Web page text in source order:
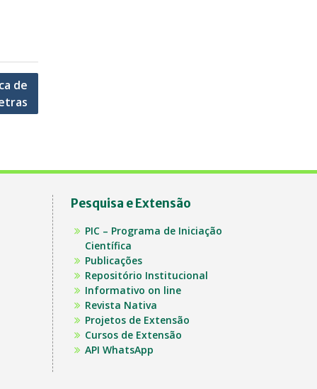
de
Pesquisa e Extensão
PIC – Programa de Iniciação
Científica
Publicações
Repositório Institucional
Informativo on line
Revista Nativa
Projetos de Extensão
Cursos de Extensão
API WhatsApp